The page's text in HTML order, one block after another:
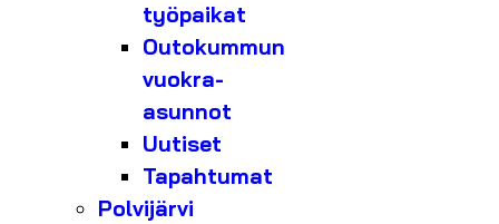
työpaikat
Outokummun
vuokra-
asunnot
Uutiset
Tapahtumat
Polvijärvi